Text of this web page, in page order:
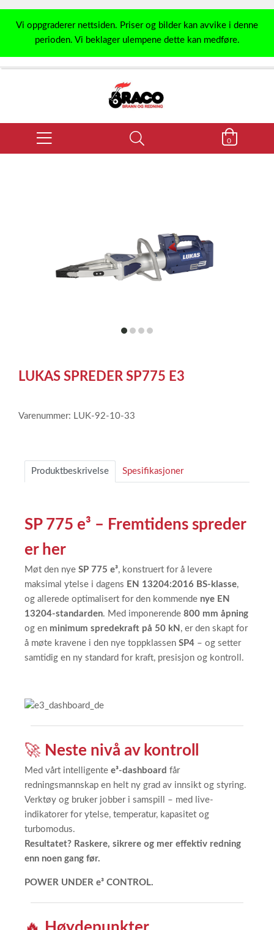
Vi oppgraderer nettsiden. Priser og bilder kan avvike i denne
perioden. Vi beklager ulempene dette kan medføre.
0
itemitemitemitem
of
LUKAS SPREDER SP775 E3
Varenummer: LUK-92-10-33
Produktbeskrivelse Spesifikasjoner
SP 775 e³ – Fremtidens spreder
er her
Møt den nye SP 775 e³, konstruert for å levere
maksimal ytelse i dagens EN 13204:2016 BS-klasse,
og allerede optimalisert for den kommende nye EN
13204-standarden. Med imponerende 800 mm åpning
og en minimum spredekraft på 50 kN , er den skapt for
å møte kravene i den nye toppklassen SP4 – og setter
samtidig en ny standard for kraft, presisjon og kontroll.
🚀 Neste nivå av kontroll
Med vårt intelligente e³-dashboard får
redningsmannskap en helt ny grad av innsikt og styring.
Verktøy og bruker jobber i samspill – med live-
indikatorer for ytelse, temperatur, kapasitet og
turbomodus.
Resultatet? Raskere, sikrere og mer effektiv redning
enn noen gang før.
POWER UNDER e³ CONTROL.